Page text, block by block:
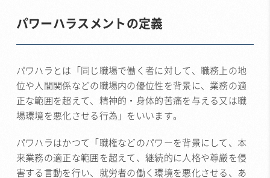
パワーハラスメントの定義
パワハラとは「同じ職場で働く者に対して、職務上の地
位や人間関係などの職場内の優位性を背景に、業務の適
正な範囲を超えて、精神的・身体的苦痛を与える又は職
場環境を悪化させる行為」をいいます。
パワハラはかつて「職権などのパワーを背景にして、本
来業務の適正な範囲を超えて、継続的に人格や尊厳を侵
害する言動を行い、就労者の働く環境を悪化させる、あ